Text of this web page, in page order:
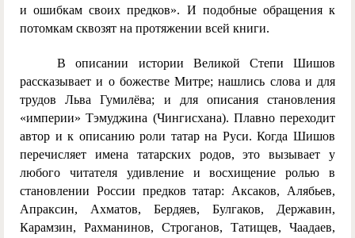
и ошибкам своих предков». И подобные обращения к
потомкам сквозят на протяжении всей книги.
В описании истории Великой Степи Шишов
рассказывает и о божестве Митре; нашлись слова и для
трудов Льва Гумилёва; и для описания становления
«империи» Тэмуджина (Чингисхана). Плавно переходит
автор и к описанию роли татар на Руси. Когда Шишов
перечисляет имена татарских родов, это вызывает у
любого читателя удивление и восхищение ролью в
становлении России предков татар: Аксаков, Алябьев,
Апраксин, Ахматов, Бердяев, Булгаков, Державин,
Карамзин, Рахманинов, Строганов, Татищев, Чаадаев,